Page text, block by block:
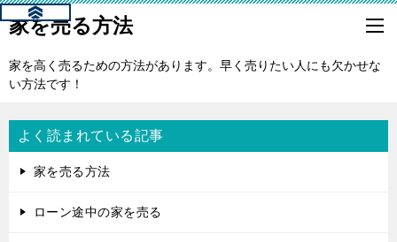
家を売る方法
家を高く売るための方法があります。早く売りたい人にも欠かせな
い方法です！
よく読まれている記事
家を売る方法
ローン途中の家を売る